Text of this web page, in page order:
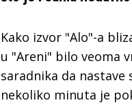
Kako izvor "Alo"-a
u "Areni" bilo veoma
saradnika da nastave
nekoliko minuta je